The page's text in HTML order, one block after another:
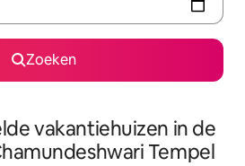
Zoeken
vakantiehuizen in de
Tempel